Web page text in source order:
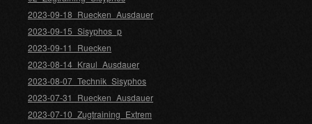
2023-09-18_Ruecken_Ausdauer
2023-09-15_Sisyphos_p
2023-09-11_Ruecken
2023-08-14_Kraul_Ausdauer
2023-08-07_Technik_Sisyphos
2023-07-31_Ruecken_Ausdauer
2023-07-10_Zugtraining_Extrem